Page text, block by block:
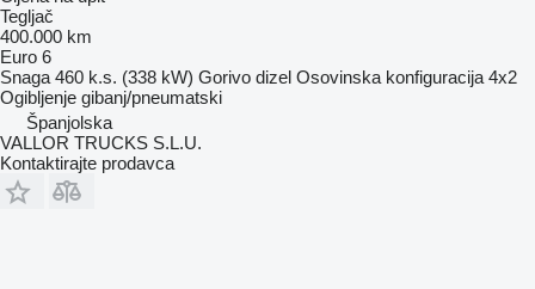
Tegljač
400.000 km
Euro 6
Snaga 460 k.s. (338 kW) Gorivo dizel Osovinska konfiguracija 4x2
Ogibljenje gibanj/pneumatski
Španjolska
VALLOR TRUCKS S.L.U.
Kontaktirajte prodavca